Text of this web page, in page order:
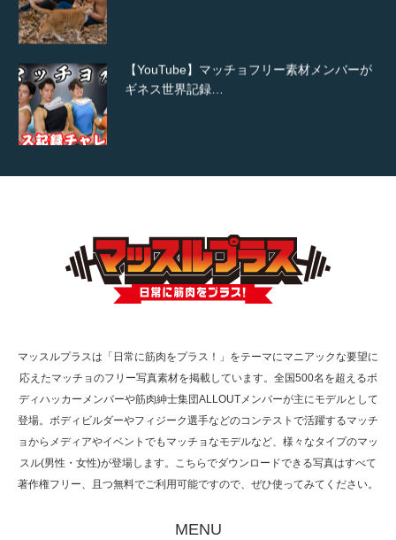
【YouTube】マッチョフリー素材メンバーが
ギネス世界記録…
TOKYO FMラジオ番組「ONE MORNING」
で紹介さ…
た（6/8放送）
マッスルプラスは「日常に筋肉をプラス！」をテーマにマニアックな要望に
応えたマッチョのフリー写真素材を掲載しています。全国500名を超えるボ
ディハッカーメンバーや筋肉紳士集団ALLOUTメンバーが主にモデルとして
登場。ボディビルダーやフィジーク選手などのコンテストで活躍するマッチ
ョからメディアやイベントでもマッチョなモデルなど、様々なタイプのマッ
スル(男性・女性)が登場します。こちらでダウンロードできる写真はすべて
著作権フリー、且つ無料でご利用可能ですので、ぜひ使ってみてください。
MENU